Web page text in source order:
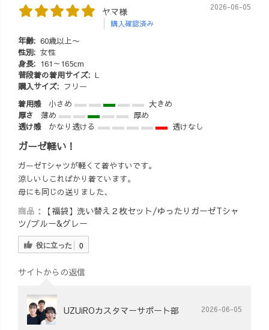
ヤマ様
購入確認済み
2026-06-05
年齢: 60歳以上〜
性別: 女性
身長: 161～165cm
普段着の着用サイズ: L
購入サイズ: フリー
着用感
小さめ
大きめ
厚さ
薄め
厚め
透け感
かなり透ける 透けなし
ガーゼ軽い！
ガーゼTシャツが軽くて着やすいです。
涼しいしこればかり着ています。
母にも同じの送りました、
商品： 【福袋】洗い替え２枚セット/ゆったりガーゼTシャ
ツ/ブルー&グレー
役に立った 0
サイトからの返信
UZUiROカスタマーサポート部 2026-06-05